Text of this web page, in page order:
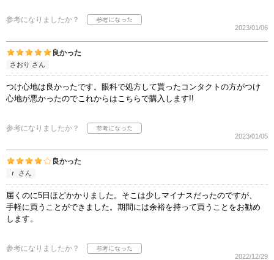
参考になりましたか？
2023/01/06
良かった
さおり さん
つけ心地は良かったです。眼科で処方して貰ったコンタクトの方がつけ
心地が悪かったのでこれからはこちらで購入します!!
参考になりましたか？
2023/01/05
良かった
ｒ さん
届くのに5日ほどかかりました。そこは少しマイナスだったのですが、
手軽に買うことができました。期間には余裕を持って買うことをお勧め
します。
参考になりましたか？
2022/12/29